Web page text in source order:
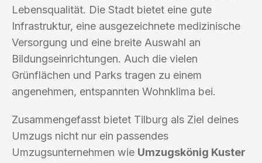
Lebensqualität. Die Stadt bietet eine gute
Infrastruktur, eine ausgezeichnete medizinische
Versorgung und eine breite Auswahl an
Bildungseinrichtungen. Auch die vielen
Grünflächen und Parks tragen zu einem
angenehmen, entspannten Wohnklima bei.
Zusammengefasst bietet Tilburg als Ziel deines
Umzugs nicht nur ein passendes
Umzugsunternehmen wie Umzugskönig Kuster